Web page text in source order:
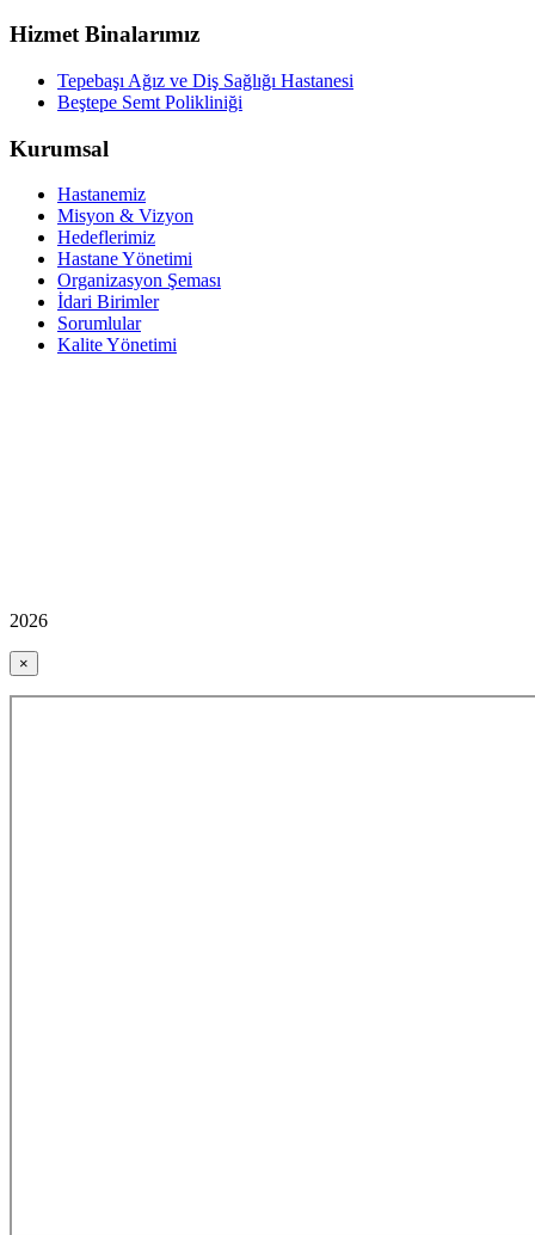
Hizmet Binalarımız
Tepebaşı Ağız ve Diş Sağlığı Hastanesi
Beştepe Semt Polikliniği
Kurumsal
Hastanemiz
Misyon & Vizyon
Hedeflerimiz
Hastane Yönetimi
Organizasyon Şeması
İdari Birimler
Sorumlular
Kalite Yönetimi
2026
×